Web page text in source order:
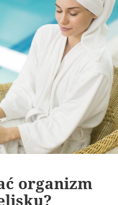
organizm